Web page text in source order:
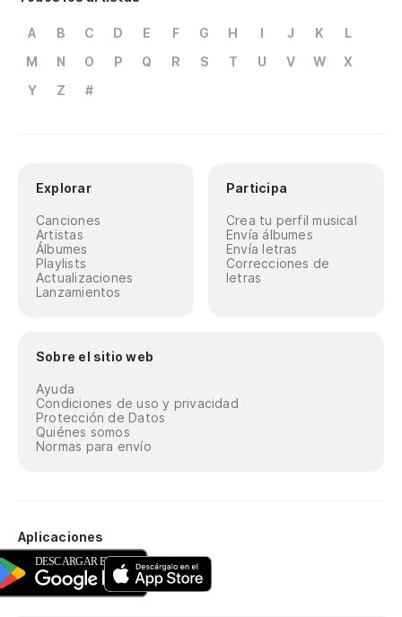
A B C D E F G H I J K
L
M
N O P Q R S T U V W
X
Y
Z #
Explorar
Canciones
Artistas
Álbumes
Playlists
Actualizaciones
Lanzamientos
Participa
Crea tu perfil musical
Envía álbumes
Envía letras
Correcciones de
letras
Sobre el sitio web
Ayuda
Condiciones de uso y privacidad
Protección de Datos
Quiénes somos
Normas para envío
Aplicaciones